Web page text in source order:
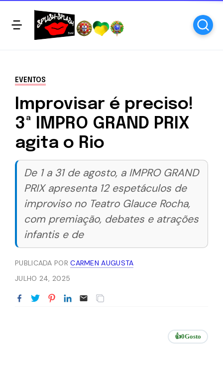
EVENTOS
Improvisar é preciso!
3ª IMPRO GRAND PRIX
agita o Rio
De 1 a 31 de agosto, a IMPRO GRAND
PRIX apresenta 12 espetáculos de
improviso no Teatro Glauce Rocha,
com premiação, debates e atrações
infantis e de
PUBLICADA PORCARMEN AUGUSTA
JULHO 24, 2025
👍0Gosto